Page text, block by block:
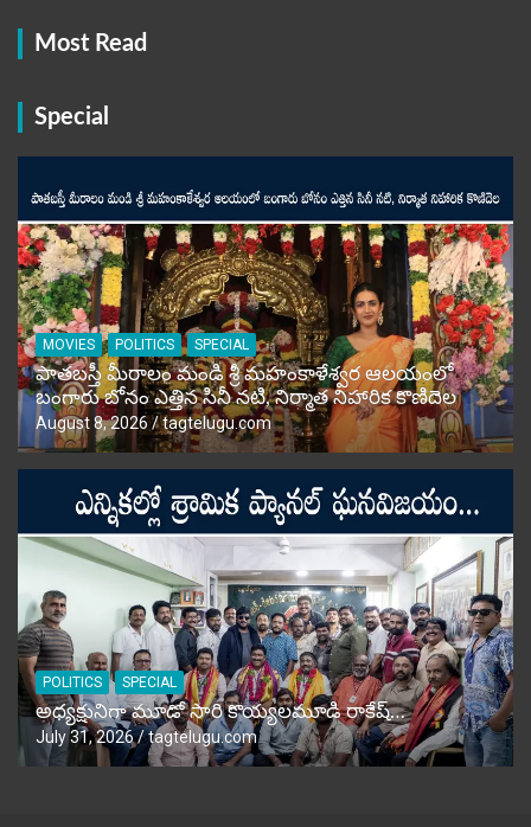
Most Read
Special
MOVIES POLITICS SPECIAL
పాతబస్తీ మీరాలం మండి శ్రీ మహంకాళేశ్వర ఆలయంలో
బంగారు బోనం ఎత్తిన సినీ నటి, నిర్మాత నిహారిక కొణిదెల
August 8, 2026 tagtelugu.com
POLITICS SPECIAL
అధ్యక్షునిగా మూడో సారి కొయ్యలమూడి రాకేష్‌…
July 31, 2026 tagtelugu.com